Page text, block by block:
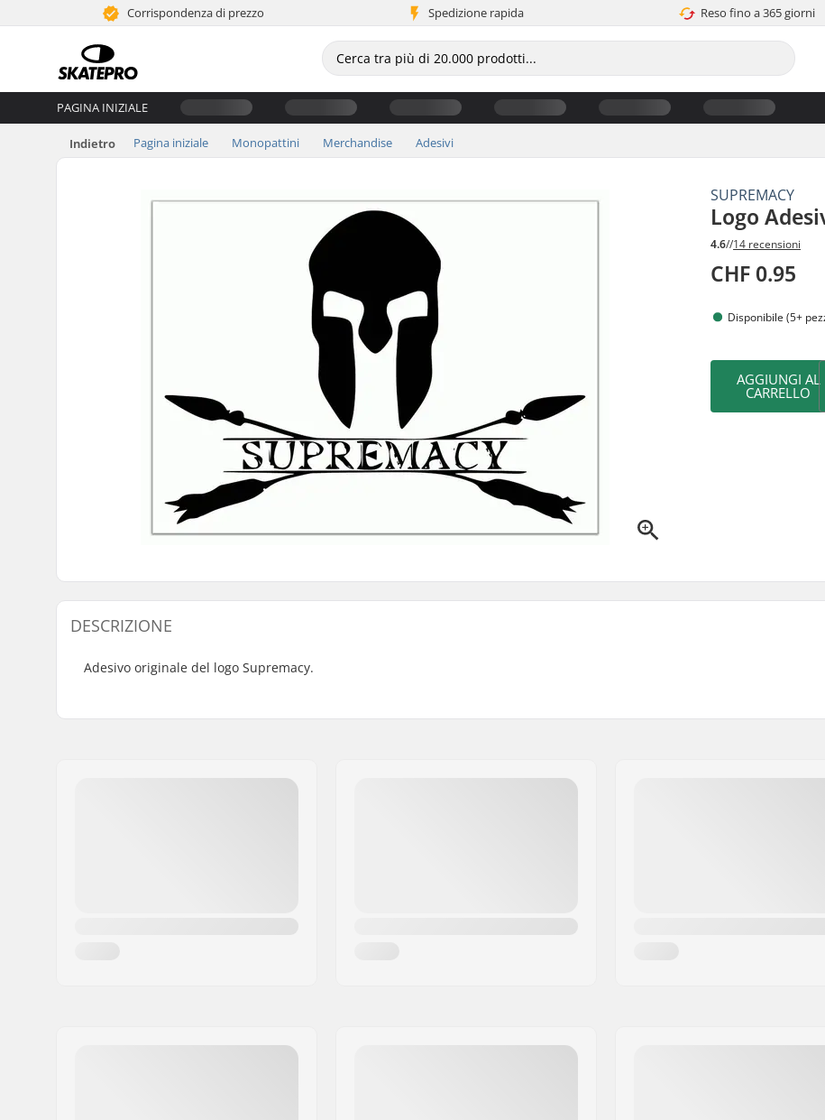
Corrispondenza di prezzo Spedizione rapida Reso fino a 365 giorni
PAGINA INIZIALE
Indietro Pagina iniziale Monopattini Merchandise Adesivi
SUPREMACY
Logo
4.6//14 recensioni
CHF 0.95
Disponibile (5+
AGGIUNGI AL
CARRELLO
DESCRIZIONE
Adesivo originale del logo Supremacy.